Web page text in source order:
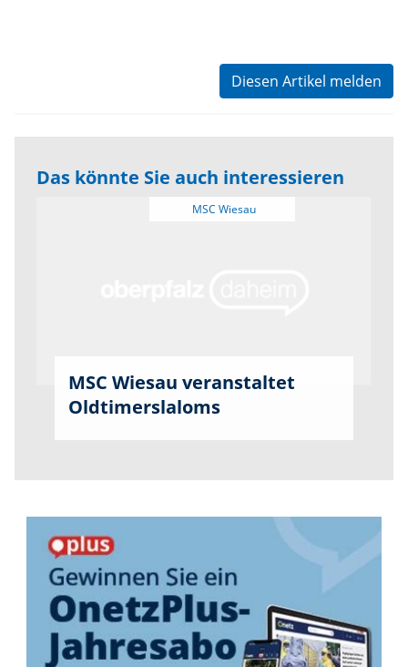
Diesen Artikel melden
Das könnte Sie auch interessieren
MSC Wiesau
MSC Wiesau veranstaltet
Oldtimerslaloms